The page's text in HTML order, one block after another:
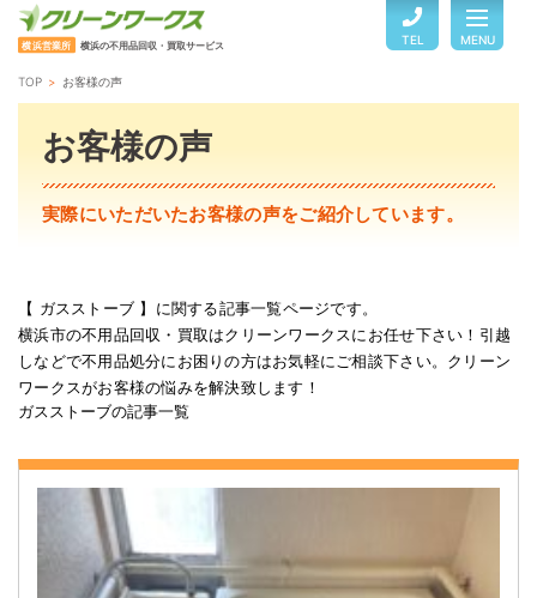
横浜営業所 横浜の不用品回収・買取サービス TEL MENU
サービスのご案内
回収品目・料金
TOP お客様の声
お客様の声
実際にいただいたお客様の声をご紹介しています。
【 ガスストーブ 】に関する記事一覧ページです。
横浜市の不用品回収・買取はクリーンワークスにお任せ下さい！引越
しなどで不用品処分にお困りの方はお気軽にご相談下さい。クリーン
ワークスがお客様の悩みを解決致します！
ガスストーブの記事一覧